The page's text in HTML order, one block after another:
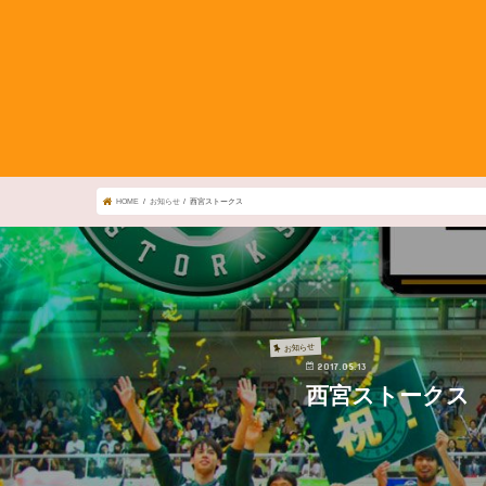
HOME お知らせ 西宮ストークス
お知らせ
2017.05.13
西宮ストークス